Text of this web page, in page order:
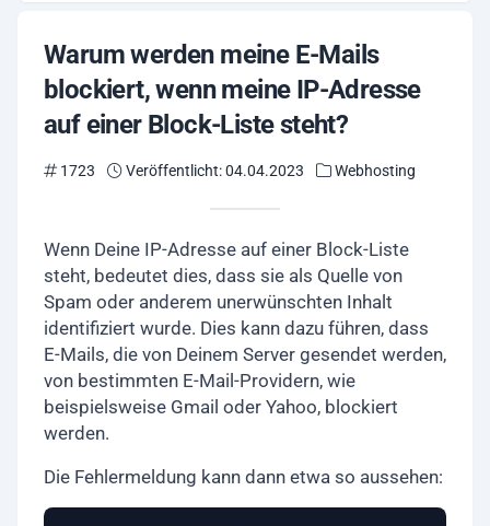
Warum werden meine E-Mails
blockiert, wenn meine IP-Adresse
auf einer Block-Liste steht?
1723 Veröffentlicht: 04.04.2023 Webhosting
Wenn Deine IP-Adresse auf einer Block-Liste
steht, bedeutet dies, dass sie als Quelle von
Spam oder anderem unerwünschten Inhalt
identifiziert wurde. Dies kann dazu führen, dass
E-Mails, die von Deinem Server gesendet werden,
von bestimmten E-Mail-Providern, wie
beispielsweise Gmail oder Yahoo, blockiert
werden.
Die Fehlermeldung kann dann etwa so aussehen: